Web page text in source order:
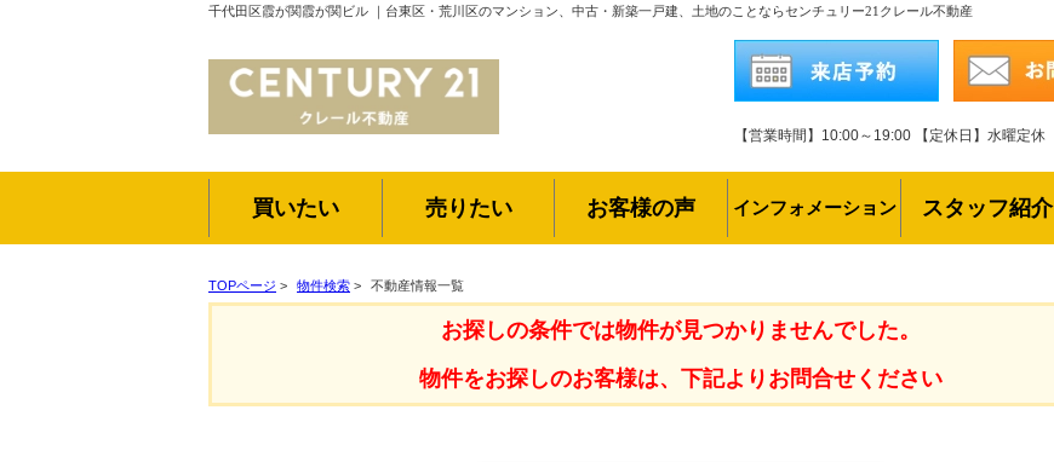
千代田区霞が関霞が関ビル ｜台東区・荒川区のマンション、中古・新築一戸建、土地のことならセンチュリー21クレール不動産
【営業時間】10:00～19:00 【定休日】水曜定休
買いたい 売りたい お客様の声 インフォメーション スタッフ紹介
TOPページ > 物件検索 > 不動産情報一覧
お探しの条件では物件が見つかりませんでした。
物件をお探しのお客様は、下記よりお問合せください